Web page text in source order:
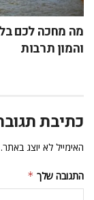
והמון תרבות
כתיבת
האימייל לא יוצג באתר.
התגובה שלך *